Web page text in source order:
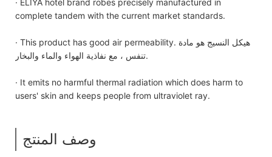
complete tandem with the current market standards.
· This product has good air permeability. هيكل النسيج هو مادة
تنفس ، مع نفاذية الهواء والماء والبخار.
· It emits no harmful thermal radiation which does harm to
users' skin and keeps people from ultraviolet ray.
وصف المنتج